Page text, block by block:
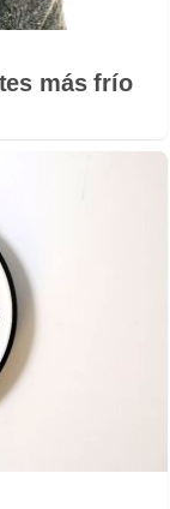
más frío